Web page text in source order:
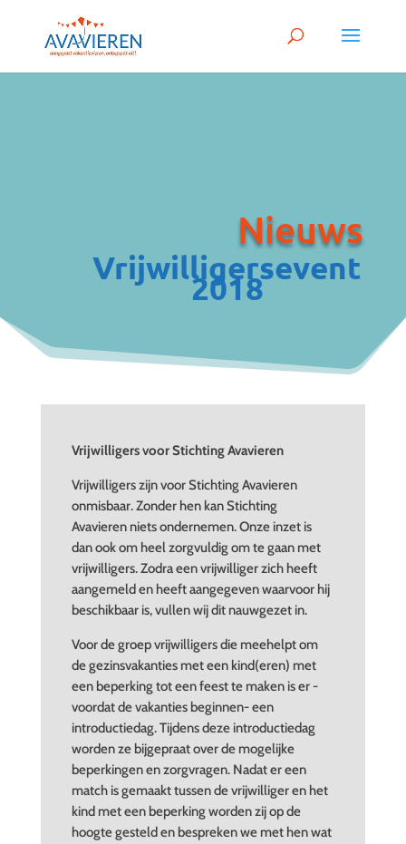
Nieuws
Vrijwilligersevent
2018
Vrijwilligers voor Stichting Avavieren
Vrijwilligers zijn voor Stichting Avavieren
onmisbaar. Zonder hen kan Stichting
Avavieren niets ondernemen. Onze inzet is
dan ook om heel zorgvuldig om te gaan met
vrijwilligers. Zodra een vrijwilliger zich heeft
aangemeld en heeft aangegeven waarvoor hij
beschikbaar is, vullen wij dit nauwgezet in.
Voor de groep vrijwilligers die meehelpt om
de gezinsvakanties met een kind(eren) met
een beperking tot een feest te maken is er -
voordat de vakanties beginnen- een
introductiedag. Tijdens deze introductiedag
worden ze bijgepraat over de mogelijke
beperkingen en zorgvragen. Nadat er een
match is gemaakt tussen de vrijwilliger en het
kind met een beperking worden zij op de
hoogte gesteld en bespreken we met hen wat